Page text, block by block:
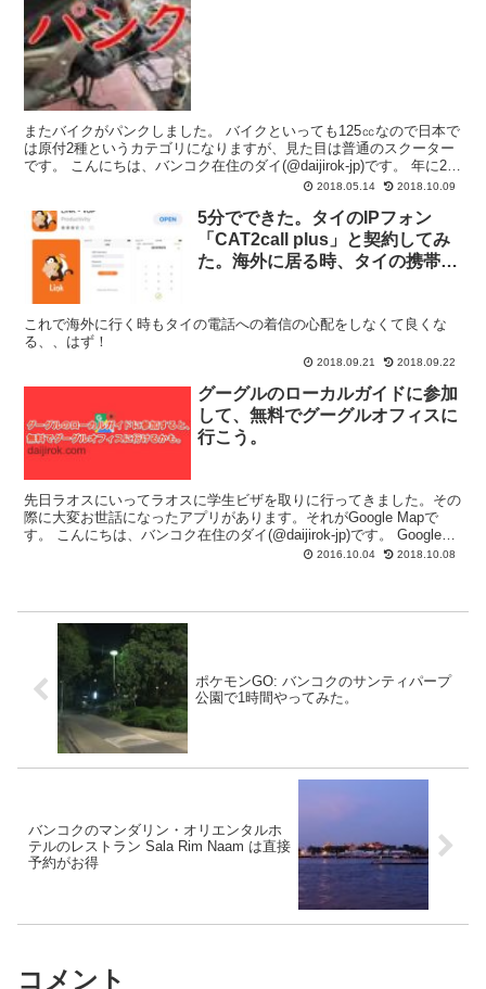
またバイクがパンクしました。 バイクといっても125㏄なので日本で
は原付2種というカテゴリになりますが、見た目は普通のスクーター
です。 こんにちは、バンコク在住のダイ(@daijirok-jp)です。 年に2回
2018.05.14 2018.10.09
5分でできた。タイのIPフォン
「CAT2call plus」と契約してみ
た。海外に居る時、タイの携帯へ
これで海外に行く時もタイの電話への着信の心配をしなくて良くな
る、、はず！
2018.09.21 2018.09.22
グーグルのローカルガイドに参加
して、無料でグーグルオフィスに
行こう。
先日ラオスにいってラオスに学生ビザを取りに行ってきました。その
際に大変お世話になったアプリがあります。それがGoogle Mapで
す。 こんにちは、バンコク在住のダイ(@daijirok-jp)です。 Google
2016.10.04 2018.10.08
ポケモンGO: バンコクのサンティパープ
公園で1時間やってみた。
バンコクのマンダリン・オリエンタルホ
テルのレストラン Sala Rim Naam は直接
予約がお得
コメント